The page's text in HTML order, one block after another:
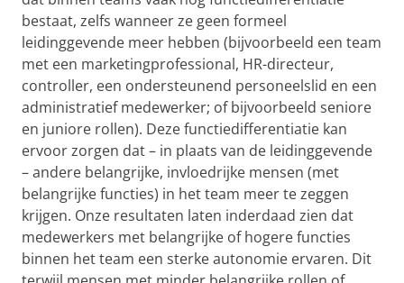
bestaat, zelfs wanneer ze geen formeel
leidinggevende meer hebben (bijvoorbeeld een team
met een marketingprofessional, HR-directeur,
controller, een ondersteunend personeelslid en een
administratief medewerker; of bijvoorbeeld seniore
en juniore rollen). Deze functiedifferentiatie kan
ervoor zorgen dat – in plaats van de leidinggevende
– andere belangrijke, invloedrijke mensen (met
belangrijke functies) in het team meer te zeggen
krijgen. Onze resultaten laten inderdaad zien dat
medewerkers met belangrijke of hogere functies
binnen het team een sterke autonomie ervaren. Dit